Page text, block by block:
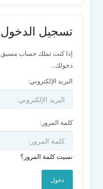
تسجيل الدخول
إذا كنت تملك حساب مسبق
دخولك...
البريد الإلكتروني:
كلمة المرور:
نسيت كلمة المرور؟